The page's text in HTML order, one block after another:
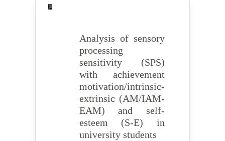
Analysis of sensory
processing
sensitivity (SPS)
with achievement
motivation/intrinsic-
extrinsic (AM/IAM-
EAM) and self-
esteem (S-E) in
university students